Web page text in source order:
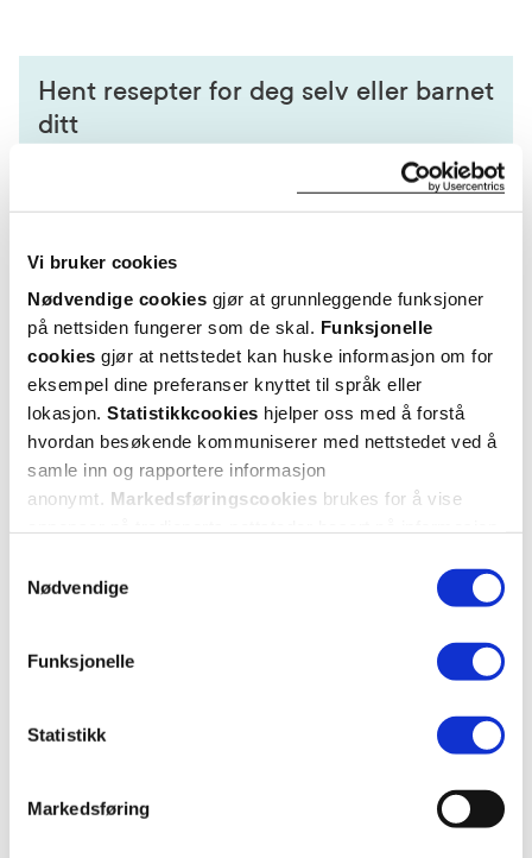
Vi bruker cookies
Nødvendige cookies gjør at grunnleggende funksjoner
på nettsiden fungerer som de skal. Funksjonelle
cookies gjør at nettstedet kan huske informasjon om for
eksempel dine preferanser knyttet til språk eller
lokasjon. Statistikkcookies hjelper oss med å forstå
hvordan besøkende kommuniserer med nettstedet ved å
samle inn og rapportere informasjon
anonymt. Markedsføringscookies brukes for å vise
Nødvendige
Funksjonelle
Statistikk
Markedsføring
Hent resepter for deg selv eller barnet
ditt
Velg hvilke resepter du vil hente ut og hvordan du vil
Få dine resepter levert raskt og trygt på avtalt måte
Kom i gang
Mer om reseptvarer